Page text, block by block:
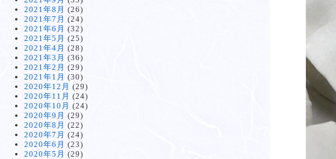
2021年8月 (26)
2021年7月 (24)
2021年6月 (32)
2021年5月 (25)
2021年4月 (28)
2021年3月 (36)
2021年2月 (29)
2021年1月 (30)
2020年12月 (29)
2020年11月 (24)
2020年10月 (24)
2020年9月 (29)
2020年8月 (22)
2020年7月 (24)
2020年6月 (23)
2020年5月 (29)